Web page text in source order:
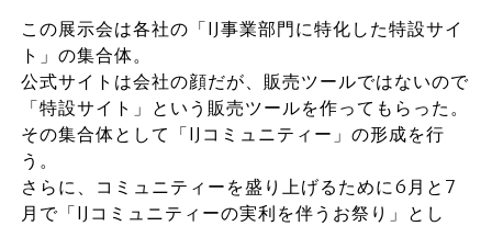
この展示会は各社の「IJ事業部門に特化した特設サイ
ト」の集合体。
公式サイトは会社の顔だが、販売ツールではないので
「特設サイト」という販売ツールを作ってもらった。
その集合体として「IJコミュニティー」の形成を行
う。
さらに、コミュニティーを盛り上げるために6月と7
月で「IJコミュニティーの実利を伴うお祭り」とし